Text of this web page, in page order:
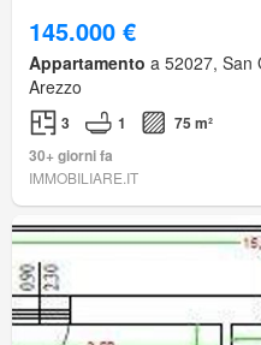
145.000 €
Appartamento a 52027, San
Arezzo
3 1
75 m²
30+ giorni fa
IMMOBILIARE.IT